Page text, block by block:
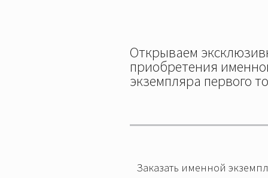
Открываем
приобретения
экземпляра первого
Заказать именной